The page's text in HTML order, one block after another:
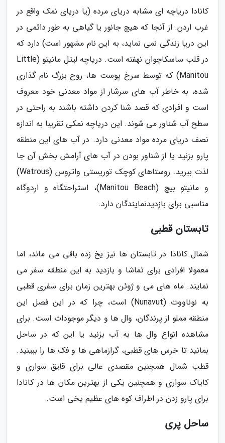
کانادا دریاچه ای مشابه دریای مرده (یا دریای نمک واقع در
غرب اردن. از آنجا که هیچ جانور یا گیاهی به طور دائمی در
این دریا زندگی نمی نماید، به این نام مشهور است) دارد که
در قلب ساسکاچوان نهفته است. دریاچه لیتل مانیتو (Little
Manitou) که توسط سرخ پوست ها، روح بزرگ نام گذاری
شده، به خاطر آب های سرشار از مواد معدنی خود معروف
است و افرادی که قصد شنا کردن داشته باشند به راحتی در
سطح آب شناور می شوند. این دریاچه نمکی تقریبا به اندازه
نصف دریای مرده مواد معدنی دارد. در آب های این منطقه
پارو بزنید یا از شناور بودن در آب های آرامش بخش آن جا
لذت ببرید. روستاهای کوچک توریستی واتروس (Watrous)
و مانیتو بیچ (Manitou Beach)، استراحتگاه و اردوگاه
مناسبی برای بازدیدنمایندگان دارد.
تابستان قطبی
شمال کانادا در تابستان ها نیز یخ زده باقی می ماند، اما
معمولا افرادی برای تماشا و بازدید به این منطقه سفر می
نمایند. ماه های می و ژوئن بهترین زمان برای سفری قطبی
به نوناووت (Nunavut) است، چرا که در این فصل این
منطقه مملو از پرندگان، وال ها و دیگر موجودات است. برای
مشاهده انواع وال ها به آب بزنید یا این که در ساحل
بمانید تا خرس های قطبی، گرازماهی ها و فک ها را ببینید.
قطب شمال همچنین مقصدی عالی برای قایق سواری و
کایاک سواری و همچنین یکی از بهترین مکان ها در کانادا
برای پارو زدن در اطراف کوه های عظیم یخی است.
ساحل پری